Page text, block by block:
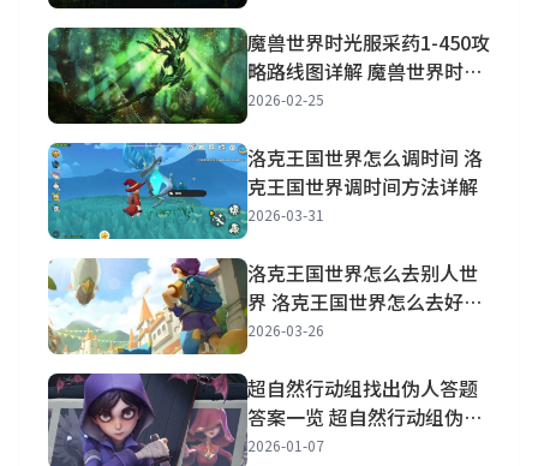
魔兽世界时光服采药1-450攻
略路线图详解 魔兽世界时光
服采药1到450升级路线推荐
2026-02-25
洛克王国世界怎么调时间 洛
克王国世界调时间方法详解
2026-03-31
洛克王国世界怎么去别人世
界 洛克王国世界怎么去好友
世界抓宠物
2026-03-26
超自然行动组找出伪人答题
答案一览 超自然行动组伪人
进阶答案一览
2026-01-07